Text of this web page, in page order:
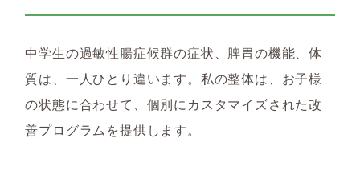
中学生の過敏性腸症候群の症状、脾胃の機能、体
質は、一人ひとり違います。私の整体は、お子様
の状態に合わせて、個別にカスタマイズされた改
善プログラムを提供します。